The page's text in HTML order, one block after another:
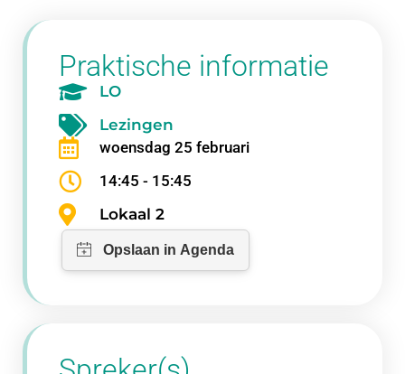
Praktische informatie
LO
Lezingen
woensdag 25 februari
14:45 - 15:45
Lokaal 2